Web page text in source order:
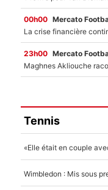
00h00 Mercato
23h00 Mercato
Tennis